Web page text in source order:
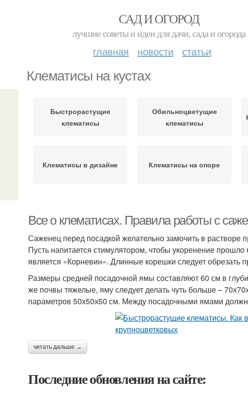
САД И ОГОРОД
лучшие советы и идеи для дачи, сада и огорода
главная новости статьи
Клематисы на кустах
Быстрорастущие
клематисы
Обильноцветущие
клематисы
Клематисы в дизайне Клематисы на опоре
Все о клематисах. Правила работы с
Саженец перед посадкой желательно замочить в растворе
Пусть напитается стимулятором, чтобы укоренение
является «Корневин». Длинные корешки следует обрезать
Размеры средней посадочной ямы составляют 60 см в
же почвы тяжелые, яму следует делать чуть больше –
параметров 50х50х50 см. Между посадочными ямами
читать дальше →
Последние обновления на сайте: